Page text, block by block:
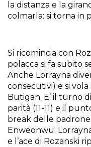
la distanza e la
colmarla: si torna in
Si ricomincia con
polacca si fa subito
Anche Lorrayna
consecutivi) e si
Butigan. E’ il turno
parità (11-11) e il
break delle padrone
Enweonwu.
e l’ace di Rozanski